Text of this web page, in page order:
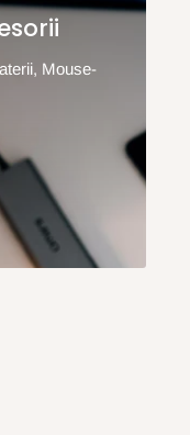
Mouse-